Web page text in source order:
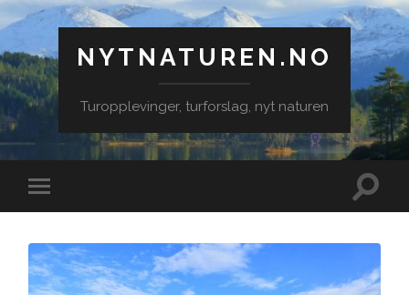
NYTNATUREN.NO
Turopplevinger, turforslag, nyt naturen
Veksle
mobilmeny
Veksle